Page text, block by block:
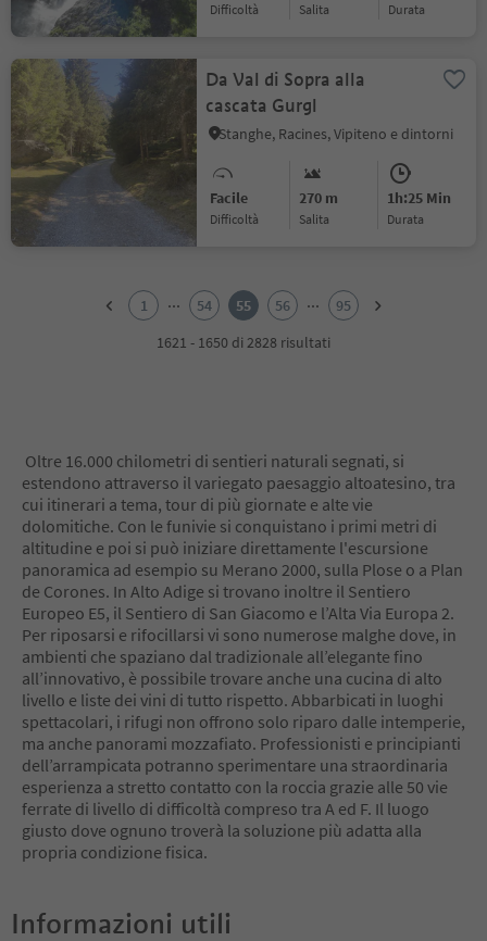
Difficoltà Salita durata
Da Val di Sopra alla
cascata Gurgl
Stanghe, Racines, Vipiteno e dintorni
Facile
Difficoltà
270 m
Salita
1h:25 Min
durata
10
11
12
13
14
15
16
17
18
19
20
21
22
23
24
25
26
27
28
31
1 ... 54 55 56 ...
95
1621 - 1650 di 2828 risultati
Oltre 16.000 chilometri di sentieri naturali segnati, si
estendono attraverso il variegato paesaggio altoatesino, tra
cui itinerari a tema, tour di più giornate e alte vie
dolomitiche. Con le funivie si conquistano i primi metri di
altitudine e poi si può iniziare direttamente l'escursione
panoramica ad esempio su Merano 2000, sulla Plose o a Plan
de Corones. In Alto Adige si trovano inoltre il Sentiero
Europeo E5, il Sentiero di San Giacomo e l’Alta Via Europa 2.
Per riposarsi e rifocillarsi vi sono numerose malghe dove, in
ambienti che spaziano dal tradizionale all’elegante fino
all’innovativo, è possibile trovare anche una cucina di alto
livello e liste dei vini di tutto rispetto. Abbarbicati in luoghi
spettacolari, i rifugi non offrono solo riparo dalle intemperie,
ma anche panorami mozzafiato. Professionisti e principianti
dell’arrampicata potranno sperimentare una straordinaria
esperienza a stretto contatto con la roccia grazie alle 50 vie
ferrate di livello di difficoltà compreso tra A ed F. Il luogo
giusto dove ognuno troverà la soluzione più adatta alla
propria condizione fisica.
Informazioni utili